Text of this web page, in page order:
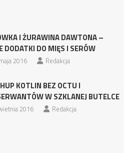
I ŻURAWINA DAWTONA –
DODATKI DO MIĘS I SERÓW
2016 Redakcja
KOTLIN BEZ OCTU I
W SZKLANEJ BUTELCE
2016 Redakcja